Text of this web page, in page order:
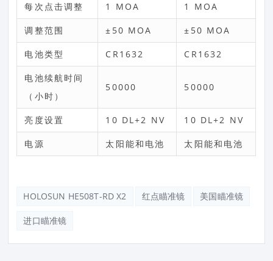
每次点击调整 1 MOA 1 MOA
调整范围 ±50 MOA ±50 MOA
电池类型 CR1632 CR1632
电池续航时间
（小时）
50000 50000
亮度设置 10 DL+2 NV 10 DL+2 NV
电源 太阳能和电池 太阳能和电池
HOLOSUN HE508T-RD X2 红点瞄准镜 美国瞄准镜
进口瞄准镜